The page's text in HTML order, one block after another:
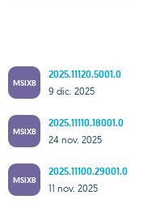
MSIXB
2025.11120.5001.0
9 dic. 2025
MSIXB
2025.11110.18001.0
24 nov. 2025
MSIXB
2025.11100.29001.0
11 nov. 2025